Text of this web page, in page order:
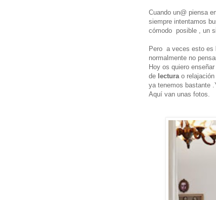
Cuando un@ piensa
siempre intentamos
cómodo posible , un
Pero a veces esto es
normalmente no
Hoy os quiero
de lectura o
ya tenemos bastante
Aquí van unas fotos.